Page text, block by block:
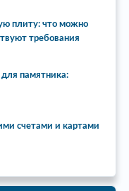
плиту: что можно
требования
памятника:
счетами и картами